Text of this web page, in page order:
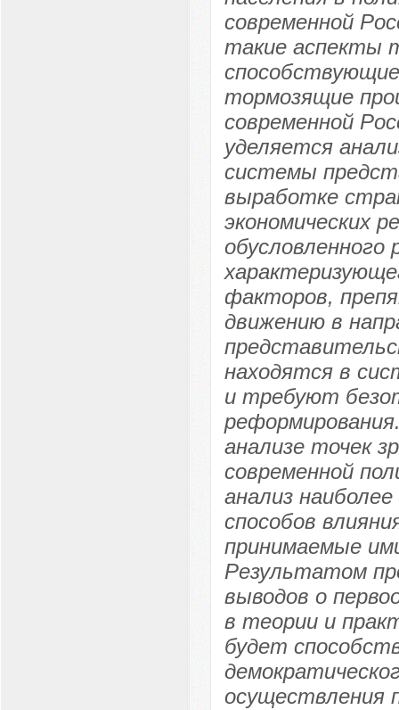
современной
такие аспекты
тормозящие
современной
уделяется
системы
выработке
экономических
факторов,
движению в
находятся в
и требуют
анализе точек
современной
анализ
способов
принимаемые
Результатом
выводов о
в теории и
будет
осуществления